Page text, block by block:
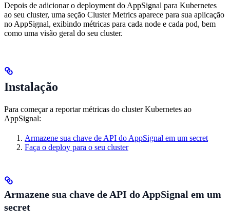
Depois de adicionar o deployment do AppSignal para Kubernetes
ao seu cluster, uma seção Cluster Metrics aparece para sua aplicação
no AppSignal, exibindo métricas para cada node e cada pod, bem
como uma visão geral do seu cluster.
Instalação
Para começar a reportar métricas do cluster Kubernetes ao
AppSignal:
Armazene sua chave de API do AppSignal em um secret
Faça o deploy para o seu cluster
Armazene sua chave de API do AppSignal em um
secret